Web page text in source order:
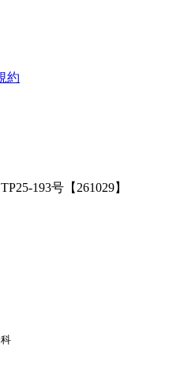
約
193号【261029】